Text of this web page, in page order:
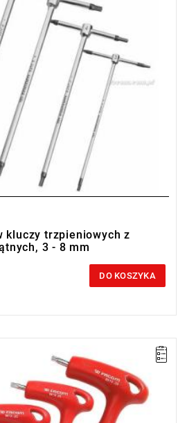
kluczy trzpieniowych z
3 - 8 mm
DO KOSZYKA
ze sprzedaży przez producenta.
w zakładce "produkty powiązane".
- 20 - 25 - 30